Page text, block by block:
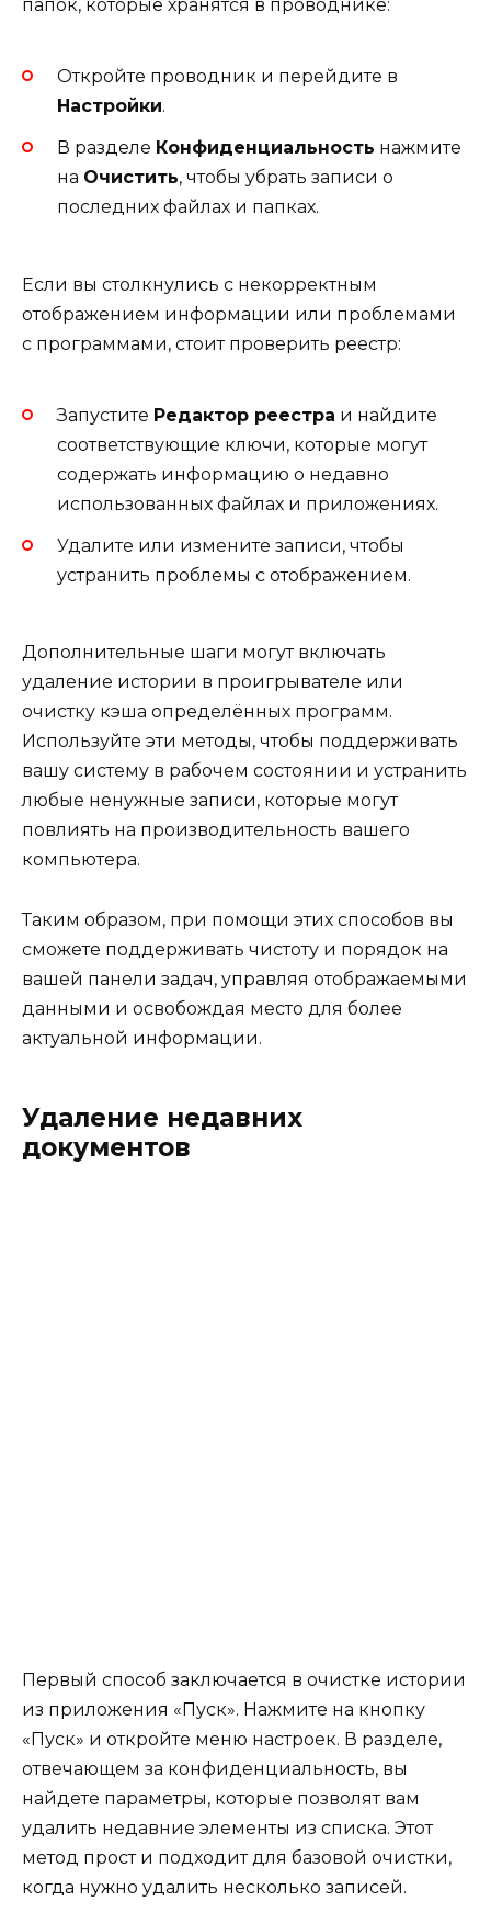
папок, которые хранятся в проводнике:
Откройте проводник и перейдите в
Настройки.
В разделе Конфиденциальность нажмите
на Очистить, чтобы убрать записи о
последних файлах и папках.
Если вы столкнулись с некорректным
отображением информации или проблемами
с программами, стоит проверить реестр:
Запустите Редактор реестра и найдите
соответствующие ключи, которые могут
содержать информацию о недавно
использованных файлах и приложениях.
Удалите или измените записи, чтобы
устранить проблемы с отображением.
Дополнительные шаги могут включать
удаление истории в проигрывателе или
очистку кэша определённых программ.
Используйте эти методы, чтобы поддерживать
вашу систему в рабочем состоянии и устранить
любые ненужные записи, которые могут
повлиять на производительность вашего
компьютера.
Таким образом, при помощи этих способов вы
сможете поддерживать чистоту и порядок на
вашей панели задач, управляя отображаемыми
данными и освобождая место для более
актуальной информации.
Удаление недавних
документов
Первый способ заключается в очистке истории
из приложения «Пуск». Нажмите на кнопку
«Пуск» и откройте меню настроек. В разделе,
отвечающем за конфиденциальность, вы
найдете параметры, которые позволят вам
удалить недавние элементы из списка. Этот
метод прост и подходит для базовой очистки,
когда нужно удалить несколько записей.